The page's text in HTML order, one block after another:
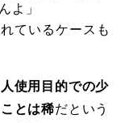
よ」
ているケースも
使用目的での少
とは稀だという